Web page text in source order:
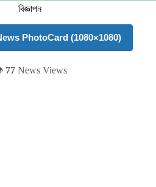
বিজ্ঞাপন
PhotoCard (1080×1080)
77News Views